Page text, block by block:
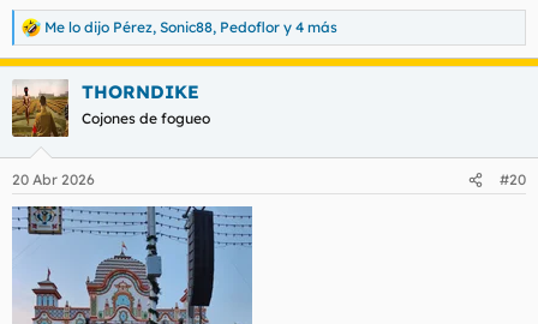
R
e
a
c
c
i
e
s
:
Me lo dijo Pérez, Sonic88, Pedoflor y 4 más
THORNDIKE
Cojones de fogueo
20 Abr 2026 #20